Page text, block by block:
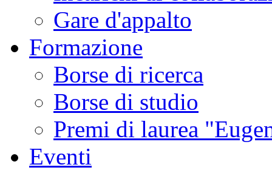
Gare d'appalto
Formazione
Borse di ricerca
Borse di studio
Premi di laurea
Eventi